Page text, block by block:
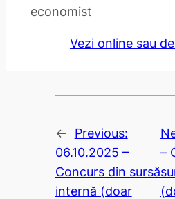
economist
Vezi online sau
←
Previous:
06.10.2025 –
Concurs din sursă
internă (doar
–